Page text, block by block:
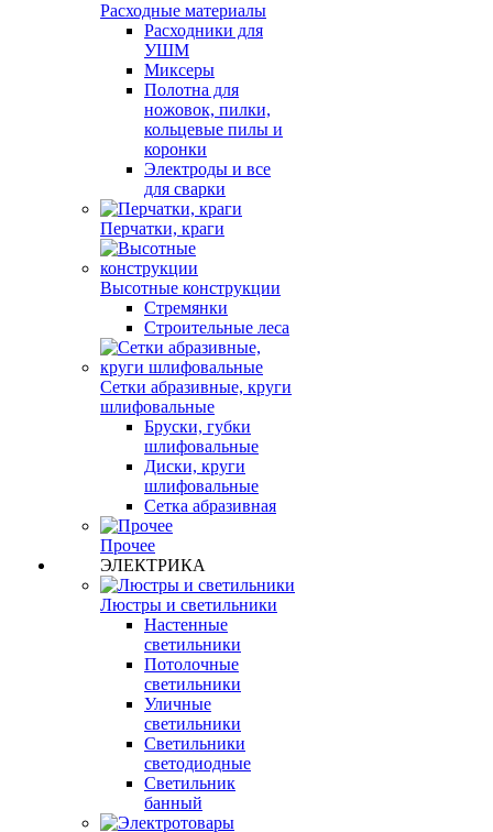
Расходные материалы
Расходники для
УШМ
Миксеры
Полотна для
ножовок, пилки,
кольцевые пилы и
коронки
Электроды и все
для сварки
Перчатки, краги
Высотные конструкции
Стремянки
Строительные леса
Сетки абразивные, круги
шлифовальные
Бруски, губки
шлифовальные
Диски, круги
шлифовальные
Сетка абразивная
Прочее
ЭЛЕКТРИКА
Люстры и светильники
Настенные
светильники
Потолочные
светильники
Уличные
светильники
Светильники
светодиодные
Светильник
банный